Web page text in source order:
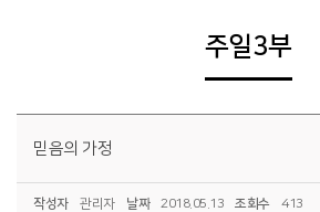
주일3부
믿음의 가정
작성자 관리자 날짜 2018.05.13 조회수 413